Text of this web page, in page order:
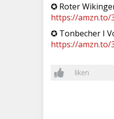
✪ Roter
https://amzn.to/
✪ Tonbecher I
https://amzn.to/
liken